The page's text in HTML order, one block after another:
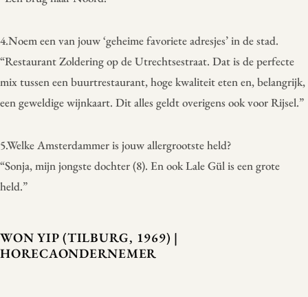
4.Noem een van jouw ‘geheime favoriete adresjes’ in de stad.
“Restaurant Zoldering op de Utrechtsestraat. Dat is de perfecte
mix tussen een buurtrestaurant, hoge kwaliteit eten en, belangrijk,
een geweldige wijnkaart. Dit alles geldt overigens ook voor Rijsel.”
5.Welke Amsterdammer is jouw allergrootste held?
“Sonja, mijn jongste dochter (8). En ook Lale Gül is een grote
held.”
WON YIP (TILBURG, 1969) |
HORECAONDERNEMER